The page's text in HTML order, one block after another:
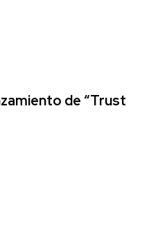
de “Trust